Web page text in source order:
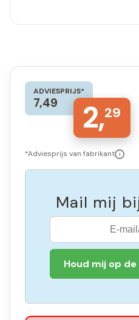
ADVIESPRIJS*
7,49 2,29
*Adviesprijs van fabrikant i
Mail mij
Houd mij op